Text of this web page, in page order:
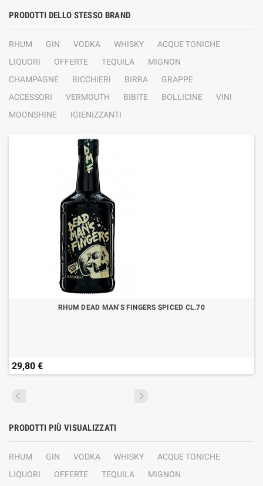
PRODOTTI DELLO STESSO BRAND
RHUM GIN VODKA WHISKY
ACQUE TONICHE
LIQUORI
OFFERTE TEQUILA
MIGNON
CHAMPAGNE
BICCHIERI BIRRA
GRAPPE
ACCESSORI
VERMOUTH BIBITE BOLLICINE
VINI
MOONSHINE
IGIENIZZANTI
RHUM DEAD MAN’S FINGERS SPICED CL.70
29,80 €
PRODOTTI PIÙ VISUALIZZATI
RHUM GIN VODKA WHISKY
ACQUE TONICHE
LIQUORI
OFFERTE TEQUILA
MIGNON